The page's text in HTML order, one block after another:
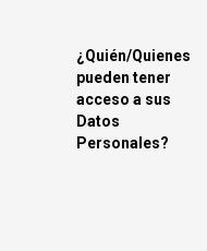
¿Quién/Quienes
pueden tener
acceso a sus
Datos
Personales?